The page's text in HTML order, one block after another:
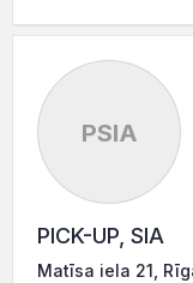
PSIA
PICK-UP, SIA
Matīsa iela 21,